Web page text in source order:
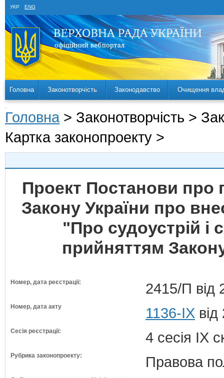
УКР ENG
Головна Законотворчість Законодавство Очищення
Головна > Законотворчість >
Картка законопроекту >
Проект Постанови про
Закону України про
"Про судоустрій і
прийняттям
Номер, дата реєстрації: 2415/П від
Номер, дата акту 1136-IX
Сесія реєстрації: 4 сесія IX
Рубрика законопроекту: Правова